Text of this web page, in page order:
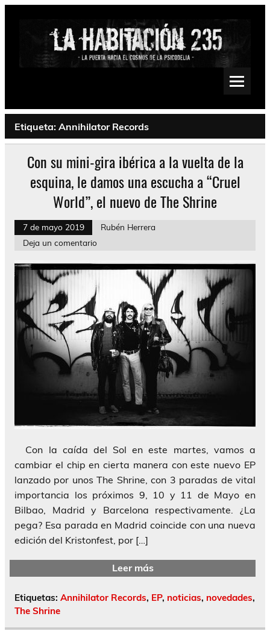
Saltar
Psychedelic, Stoner, Doom, Sludge, Fuzz, Space, Drone
Etiqueta: Annihilator Records
Con su mini-gira ibérica a la vuelta de la
esquina, le damos una escucha a “Cruel
World”, el nuevo de The Shrine
7 de mayo 2019
Rubén Herrera
Deja un comentario
Con la caída del Sol en este martes, vamos a
cambiar el chip en cierta manera con este nuevo EP
lanzado por unos The Shrine, con 3 paradas de vital
importancia los próximos 9, 10 y 11 de Mayo en
Bilbao, Madrid y Barcelona respectivamente. ¿La
pega? Esa parada en Madrid coincide con una nueva
edición del Kristonfest, por […]
Leer más
Etiquetas: Annihilator Records, EP, noticias, novedades,
The Shrine